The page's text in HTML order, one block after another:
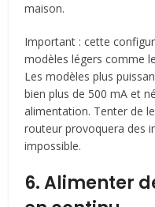
maison.
Important : cette
modèles légers comme
Les modèles plus
bien plus de 500 mA et
alimentation. Tenter de
routeur provoquera des
impossible.
6. Alimenter